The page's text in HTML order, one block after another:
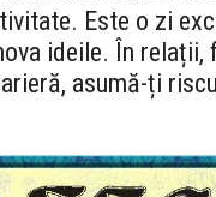
Este o zi
ideile. În
asumă-ți